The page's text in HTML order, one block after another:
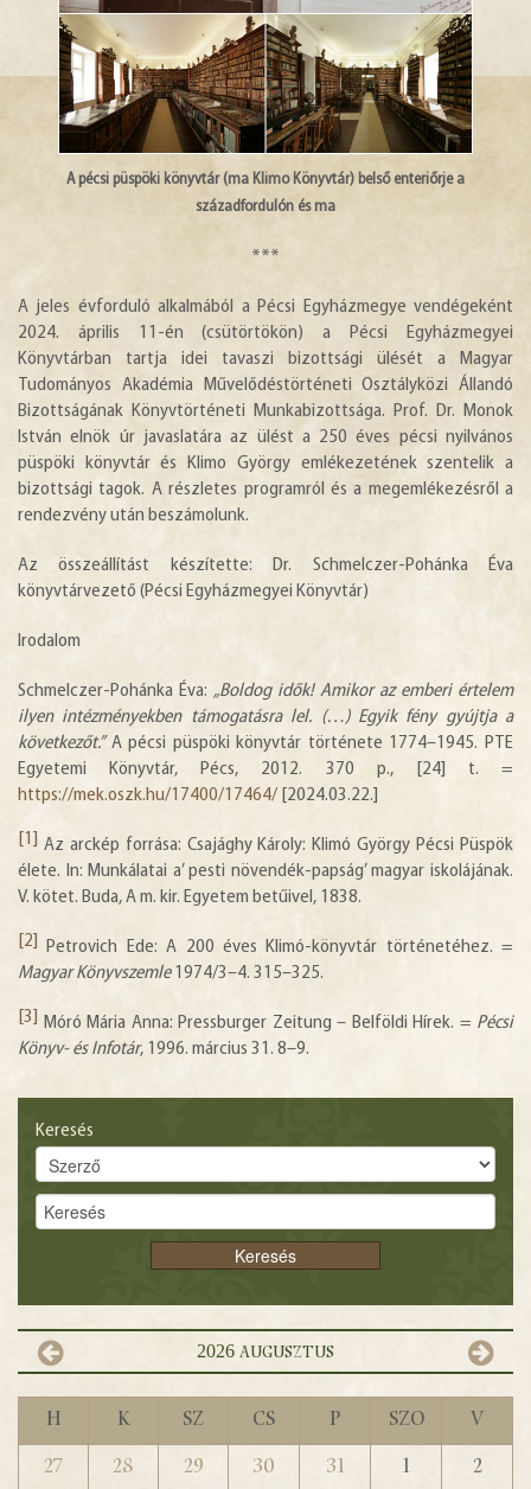
A pécsi püspöki könyvtár (ma Klimo Könyvtár) belső enteriőrje a
századfordulón és ma
***
A jeles évforduló alkalmából a Pécsi Egyházmegye vendégeként
2024. április 11-én (csütörtökön) a Pécsi Egyházmegyei
Könyvtárban tartja idei tavaszi bizottsági ülését a Magyar
Tudományos Akadémia Művelődéstörténeti Osztályközi Állandó
Bizottságának Könyvtörténeti Munkabizottsága. Prof. Dr. Monok
István elnök úr javaslatára az ülést a 250 éves pécsi nyilvános
püspöki könyvtár és Klimo György emlékezetének szentelik a
bizottsági tagok. A részletes programról és a megemlékezésről a
rendezvény után beszámolunk.
Az összeállítást készítette: Dr. Schmelczer-Pohánka Éva
könyvtárvezető (Pécsi Egyházmegyei Könyvtár)
Irodalom
Schmelczer-Pohánka Éva: „Boldog idők! Amikor az emberi értelem
ilyen intézményekben támogatásra lel. (…) Egyik fény gyújtja a
következőt.”A pécsi püspöki könyvtár története 1774–1945. PTE
Egyetemi Könyvtár, Pécs, 2012. 370 p., [24] t. =
https://mek.oszk.hu/17400/17464/ [2024.03.22.]
[1]
Az arckép forrása: Csajághy Károly: Klimó György Pécsi Püspök
élete. In: Munkálatai a’ pesti növendék-papság’ magyar iskolájának.
V. kötet. Buda, A m. kir. Egyetem betűivel, 1838.
[2]
Petrovich Ede: A 200 éves Klimó-könyvtár történetéhez. =
Magyar Könyvszemle1974/3–4. 315–325.
[3] Móró Mária Anna: Pressburger Zeitung – Belföldi Hírek. = Pécsi
Könyv- és Infotár, 1996. március 31. 8–9.
Keresés
2026 augusztus
H K Sz Cs P Szo
V
27
28 29 30 31 1 2